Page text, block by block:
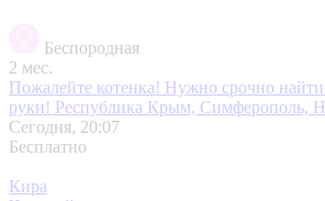
Беспородная
2 мес.
Пожалейте котенка! Нужно срочно
руки! Республика Крым, Симферополь,
Сегодня, 20:07
Бесплатно
Кира